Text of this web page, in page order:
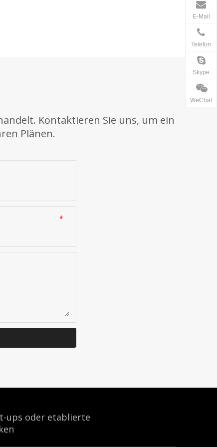
Kontaktieren Sie uns, um ein
Plänen.
*
ups oder etablierte
E-Mail
Telefon
Skype
WeChat